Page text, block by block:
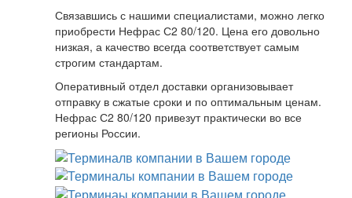
Связавшись с нашими специалистами, можно легко
приобрести Нефрас С2 80/120. Цена его довольно
низкая, а качество всегда соответствует самым
строгим стандартам.
Оперативный отдел доставки организовывает
отправку в сжатые сроки и по оптимальным ценам.
Нефрас С2 80/120 привезут практически во все
регионы России.